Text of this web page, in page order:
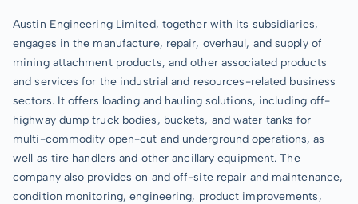
Austin Engineering Limited, together with its subsidiaries,
engages in the manufacture, repair, overhaul, and supply of
mining attachment products, and other associated products
and services for the industrial and resources-related business
sectors. It offers loading and hauling solutions, including off-
highway dump truck bodies, buckets, and water tanks for
multi-commodity open-cut and underground operations, as
well as tire handlers and other ancillary equipment. The
company also provides on and off-site repair and maintenance,
condition monitoring, engineering, product improvements,